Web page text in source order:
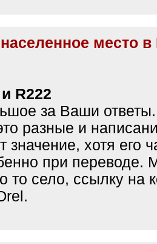
место
R222
за Ваши
разные и
значение, хотя его
при переводе.
то село, ссылку на